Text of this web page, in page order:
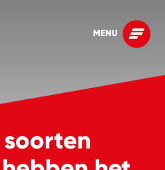
MENU